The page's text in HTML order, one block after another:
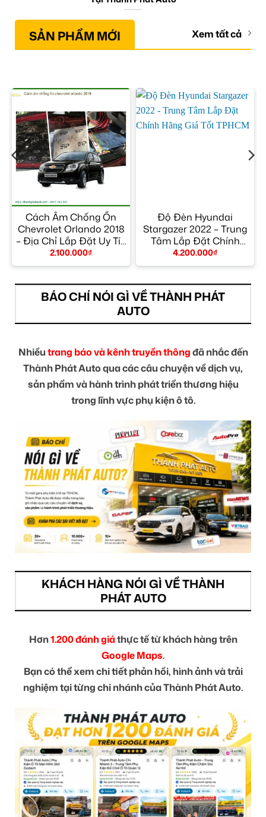
SẢN PHẨM MỚI Xem tất cả
Cách Âm Chống Ồn
Chevrolet Orlando 2018
– Địa Chỉ Lắp Đặt Uy Tín
TPHCM
2.100.000₫
Độ Đèn Hyundai
Stargazer 2022 – Trung
Tâm Lắp Đặt Chính
Hãng Giá Tốt TPHCM
4.200.000₫
BÁO CHÍ NÓI GÌ VỀ THÀNH PHÁT
AUTO
Nhiềutrang báo và kênh truyền thôngđã nhắc đến
Thành Phát Auto qua các câu chuyện về dịch vụ,
sản phẩm và hành trình phát triển thương hiệu
trong lĩnh vực phụ kiện ô tô.
KHÁCH HÀNG NÓI GÌ VỀ THÀNH
PHÁT AUTO
Hơn1.200 đánh giáthực tế từ khách hàng trên
Google Maps.
Bạn có thể xem chi tiết phản hồi, hình ảnh và trải
nghiệm tại từng chi nhánh của Thành Phát Auto.